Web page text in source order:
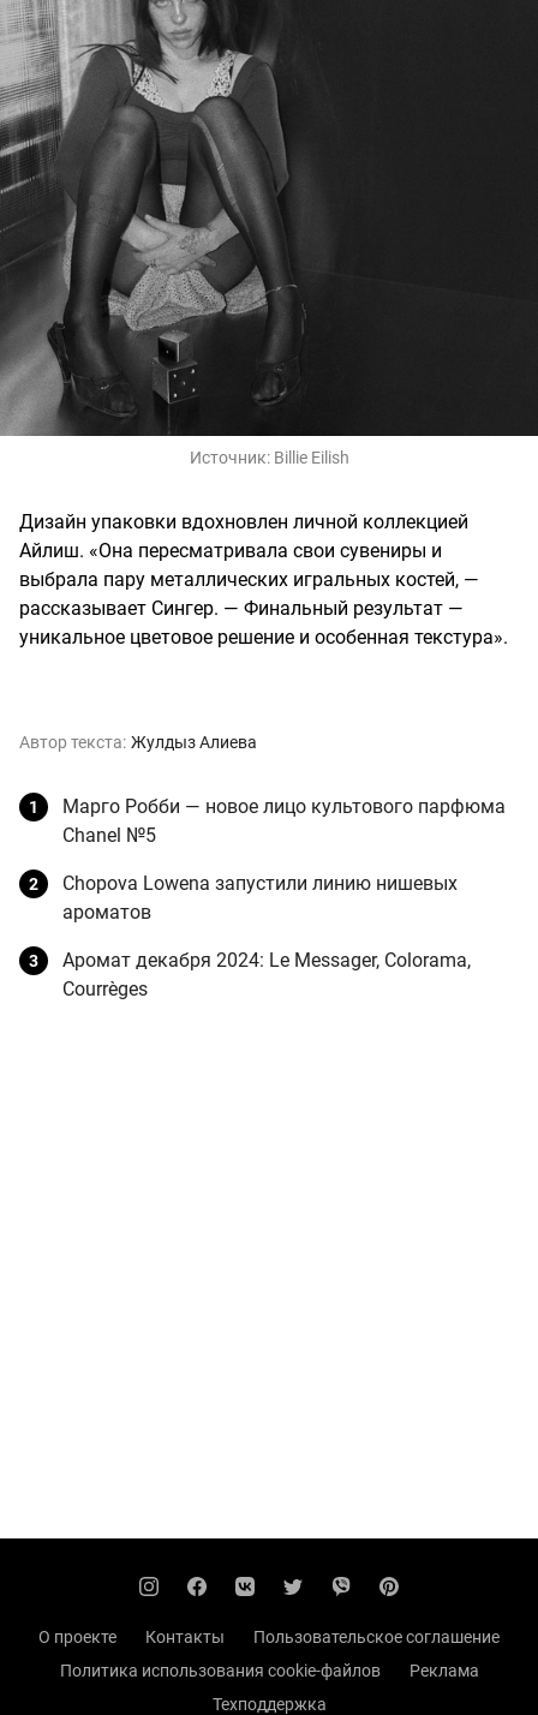
Источник: Billie Eilish
Дизайн упаковки вдохновлен личной коллекцией
Айлиш. «Она пересматривала свои сувениры и
выбрала пару металлических игральных костей, —
рассказывает Сингер. — Финальный результат —
уникальное цветовое решение и особенная текстура».
Автор текста: Жулдыз Алиева
Марго Робби — новое лицо культового парфюма
Chanel №5
Chopova Lowena запустили линию нишевых
ароматов
Аромат декабря 2024: Le Messager, Colorama,
Courrèges
О проекте Контакты
Пользовательское соглашение
Политика использования cookie-файлов
Реклама
Техподдержка